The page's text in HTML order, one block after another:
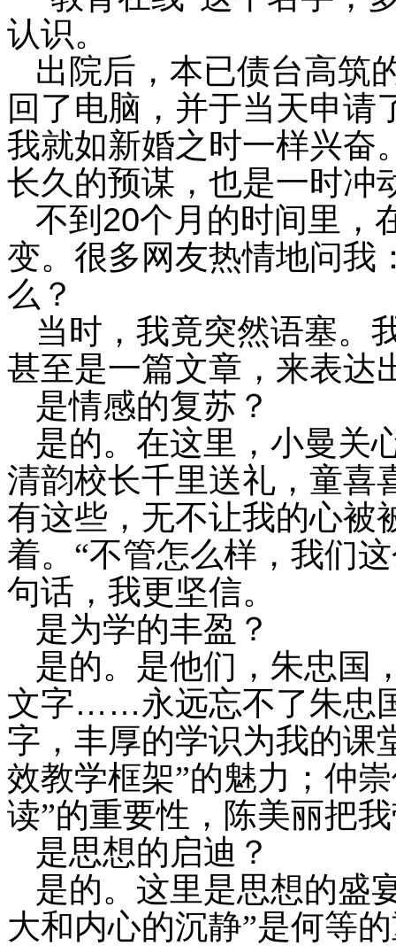
认识。
出院后，本已债台高筑
回了电脑，并于当天申请
我就如新婚之时一样兴奋
长久的预谋，也是一时冲
不到20个月的时间里，
变。很多网友热情地问我
么？
当时，我竟突然语塞。
甚至是一篇文章，来表达
是情感的复苏？
是的。在这里，小曼关
清韵校长千里送礼，童喜
有这些，无不让我的心被
着。“不管怎么样，我们
句话，我更坚信。
是为学的丰盈？
是的。是他们，朱忠国
文字……永远忘不了朱忠
字，丰厚的学识为我的课
效教学框架”的魅力； 仲
读”的重要性，陈美丽把
是思想的启迪？
是的。这里是思想的盛
大和内心的沉静”是何等